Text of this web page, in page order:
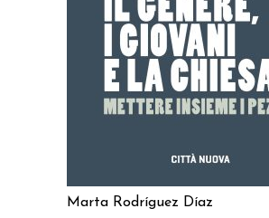
Marta Rodríguez Díaz